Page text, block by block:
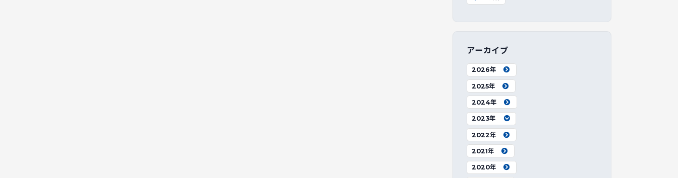
アーカイブ
2026年
2025年
2024年
2023年
2022年
2021年
2020年